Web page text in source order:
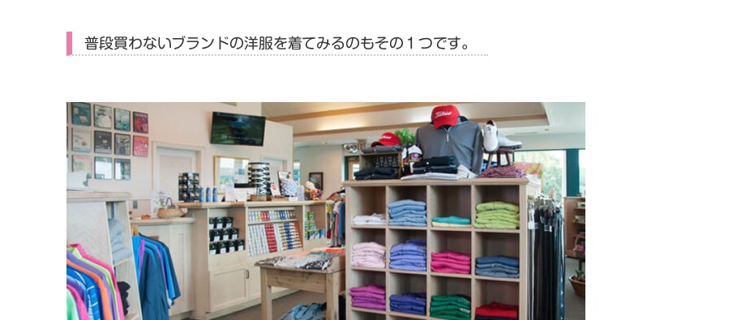
普段買わないブランドの洋服を着てみるのもその１つです。